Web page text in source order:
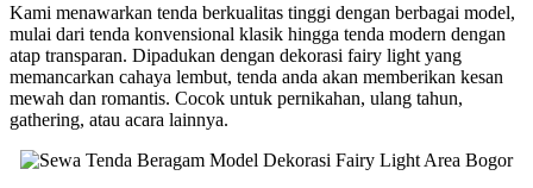
Kami menawarkan tenda berkualitas tinggi dengan berbagai model,
mulai dari tenda konvensional klasik hingga tenda modern dengan
atap transparan. Dipadukan dengan dekorasi fairy light yang
memancarkan cahaya lembut, tenda anda akan memberikan kesan
mewah dan romantis. Cocok untuk pernikahan, ulang tahun,
gathering, atau acara lainnya.